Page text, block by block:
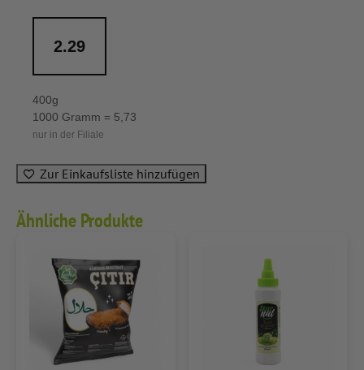
2.29
400g
1000 Gramm = 5,73
nur in der Filiale
Zur Einkaufsliste hinzufügen
Ähnliche Produkte